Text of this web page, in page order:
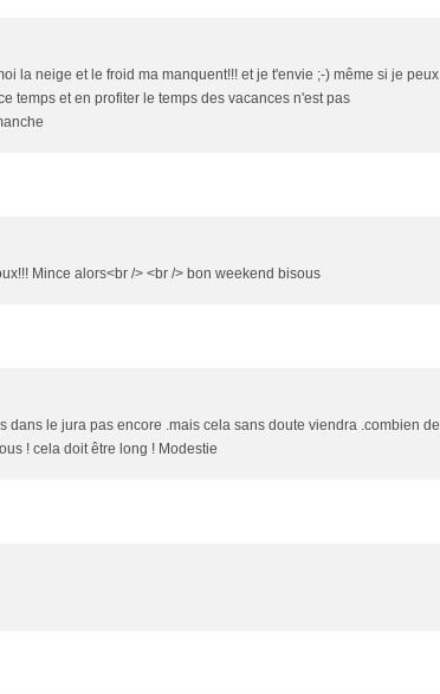
la neige et le froid ma manquent!!! et je t'envie ;-) même si je peux
temps et en profiter le temps des vacances n'est pas
Mince alors<br /> <br /> bon weekend bisous
dans le jura pas encore .mais cela sans doute viendra .combien de
! cela doit être long ! Modestie